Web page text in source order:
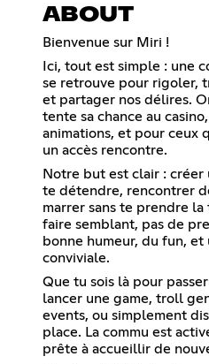
ABOUT
Bienvenue sur Miri !
Ici, tout est simple : une
se retrouve pour rigoler,
et partager nos délires.
tente sa chance au
animations, et pour ceux
un accès rencontre.
Notre but est clair : créer
te détendre, rencontrer
marrer sans te prendre la
faire semblant, pas de
bonne humeur, du fun, et
conviviale.
Que tu sois là pour
lancer une game, troll
events, ou simplement
place. La commu est
prête à accueillir de